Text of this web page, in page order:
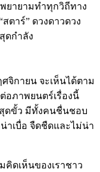
ยายามทำทุกวิถีทาง
ตาร์” ดวงดาวดวง
ดกำลัง
จิกายน จะเห็นได้ตาม
อภาพยนตร์เรื่องนี้
ดขั้ว มีทั้งคนชื่นชอบ
าเบื่อ จืดชืดและไม่น่า
ดเห็นของเราชาว